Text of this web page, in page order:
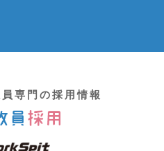
専門の採用情報